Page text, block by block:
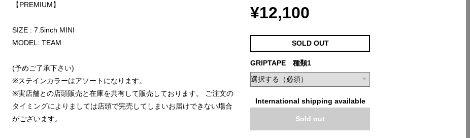
【PREMIUM】
SIZE : 7.5inch MINI
MODEL: TEAM
(予めご了承下さい)
※ステインカラーはアソートになります。
※実店舗との店頭販売と在庫を共有して販売しております。 ご注文の
タイミングによりましては店頭で完売してしまいお届けできない場合
がございます。
¥12,100
SOLD OUT
GRIPTAPE 種類1
International shipping available
Sold out